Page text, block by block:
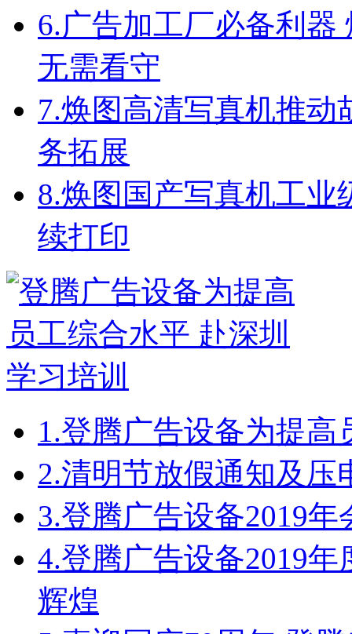
6.广告加工厂必备利器
无需看守
7.焕图高清写真机推动
务拓展
8.焕图国产写真机工业
续打印
1.登腾广告设备为提高
2.清明节放假通知及压
3.登腾广告设备2019
4.登腾广告设备2019
辉煌